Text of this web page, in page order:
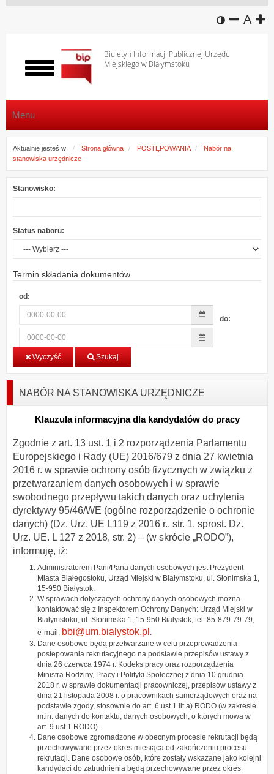
wersja
A
Biuletyn Informacji Publicznej Urzędu
Miejskiego w Białymstoku
Włącz
menu
Menu
Aktualnie jesteś w: Strona główna POSTĘPOWANIA
Nabór na
stanowiska urzędnicze
Stanowisko:
Status naboru:
Termin składania dokumentów
od:
do:
Wyczyść Szukaj
NABÓR NA STANOWISKA URZĘDNICZE
Klauzula informacyjna dla kandydatów do pracy
Zgodnie z art. 13 ust. 1 i 2 rozporządzenia Parlamentu
Europejskiego i Rady (UE) 2016/679 z dnia 27 kwietnia
2016 r. w sprawie ochrony osób fizycznych w związku z
przetwarzaniem danych osobowych i w sprawie
swobodnego przepływu takich danych oraz uchylenia
dyrektywy 95/46/WE (ogólne rozporządzenie o ochronie
danych) (Dz. Urz. UE L119 z 2016 r., str. 1, sprost. Dz.
Urz. UE. L 127 z 2018, str. 2) – (w skrócie „RODO”),
informuję, iż:
Administratorem Pani/Pana danych osobowych jest Prezydent
Miasta Białegostoku, Urząd Miejski w Białymstoku, ul. Słonimska 1,
15-950 Białystok.
W sprawach dotyczących ochrony danych osobowych można
kontaktować się z Inspektorem Ochrony Danych: Urząd Miejski w
Białymstoku, ul. Słonimska 1, 15-950 Białystok, tel. 85-879-79-79,
e-mail: bbi@um.bialystok.pl .
Dane osobowe będą przetwarzane w celu przeprowadzenia
postepowania rekrutacyjnego na podstawie przepisów ustawy z
dnia 26 czerwca 1974 r. Kodeks pracy oraz rozporządzenia
Ministra Rodziny, Pracy i Polityki Społecznej z dnia 10 grudnia
2018 r. w sprawie dokumentacji pracowniczej, przepisów ustawy z
dnia 21 listopada 2008 r. o pracownikach samorządowych oraz na
podstawie zgody, stosownie do art. 6 ust 1 lit a) RODO (w zakresie
m.in. danych do kontaktu, danych osobowych, o których mowa w
art. 9 ust 1 RODO).
Dane osobowe zgromadzone w obecnym procesie rekrutacji będą
przechowywane przez okres miesiąca od zakończeniu procesu
rekrutacji. Dane osobowe osób, które zostały wskazane jako kolejni
kandydaci do zatrudnienia będą przechowywane przez okres